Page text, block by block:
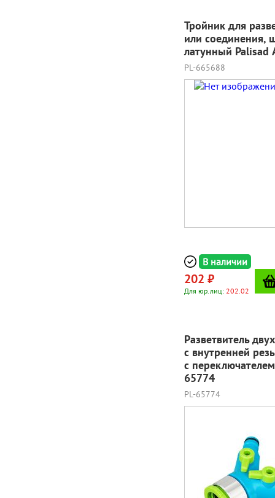
Тройник для
или соединения,
латунный Palisad
PL-665688
В наличии
202 ₽
Для юр.лиц: 202.02
Разветвитель
с внутренней
с
65774
PL-65774